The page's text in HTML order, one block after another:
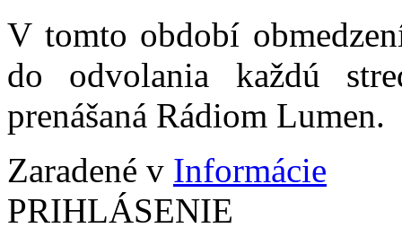
V tomto období
do odvolania každú
prenášaná Rádiom Lumen.
Zaradené v Informácie
PRIHLÁSENIE